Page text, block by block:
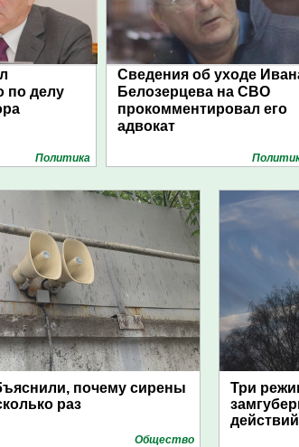
по делу
Политика
Сведения об уходе
Белозерцева на СВО
прокомментировал его
адвокат
почему сирены
раз
Общество
Три
действий